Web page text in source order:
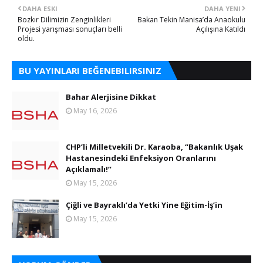
DAHA YENI
Bakan Tekin Manisa’da Anaokulu
Açılışına Katıldı
DAHA ESKI
Bozkır Dilimizin Zenginlikleri
Projesi yarışması sonuçları belli
oldu.
BU YAYINLARI BEĞENEBILIRSINIZ
Bahar Alerjisine Dikkat
May 16, 2026
CHP’li Milletvekili Dr. Karaoba, “Bakanlık Uşak
Hastanesindeki Enfeksiyon Oranlarını
Açıklamalı!”
May 15, 2026
Çiğli ve Bayraklı’da Yetki Yine Eğitim-İş’in
May 15, 2026